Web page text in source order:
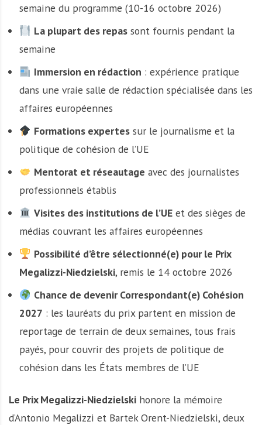
semaine du programme (10-16 octobre 2026)
La plupart des repassont fournis pendant la
semaine
Immersion en rédaction : expérience pratique
dans une vraie salle de rédaction spécialisée dans les
affaires européennes
Formations expertessur le journalisme et la
politique de cohésion de l’UE
Mentorat et réseautage avec des journalistes
professionnels établis
Visites des institutions de l’UEet des sièges de
médias couvrant les affaires européennes
Possibilité d’être sélectionné(e) pour le Prix
Megalizzi-Niedzielski, remis le 14 octobre 2026
Chance de devenir Correspondant(e) Cohésion
2027 : les lauréats du prix partent en mission de
reportage de terrain de deux semaines, tous frais
payés, pour couvrir des projets de politique de
cohésion dans les États membres de l’UE
Le Prix Megalizzi-Niedzielski honore la mémoire
d’Antonio Megalizzi et Bartek Orent-Niedzielski, deux